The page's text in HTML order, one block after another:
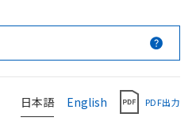
日本語 English PDF出力